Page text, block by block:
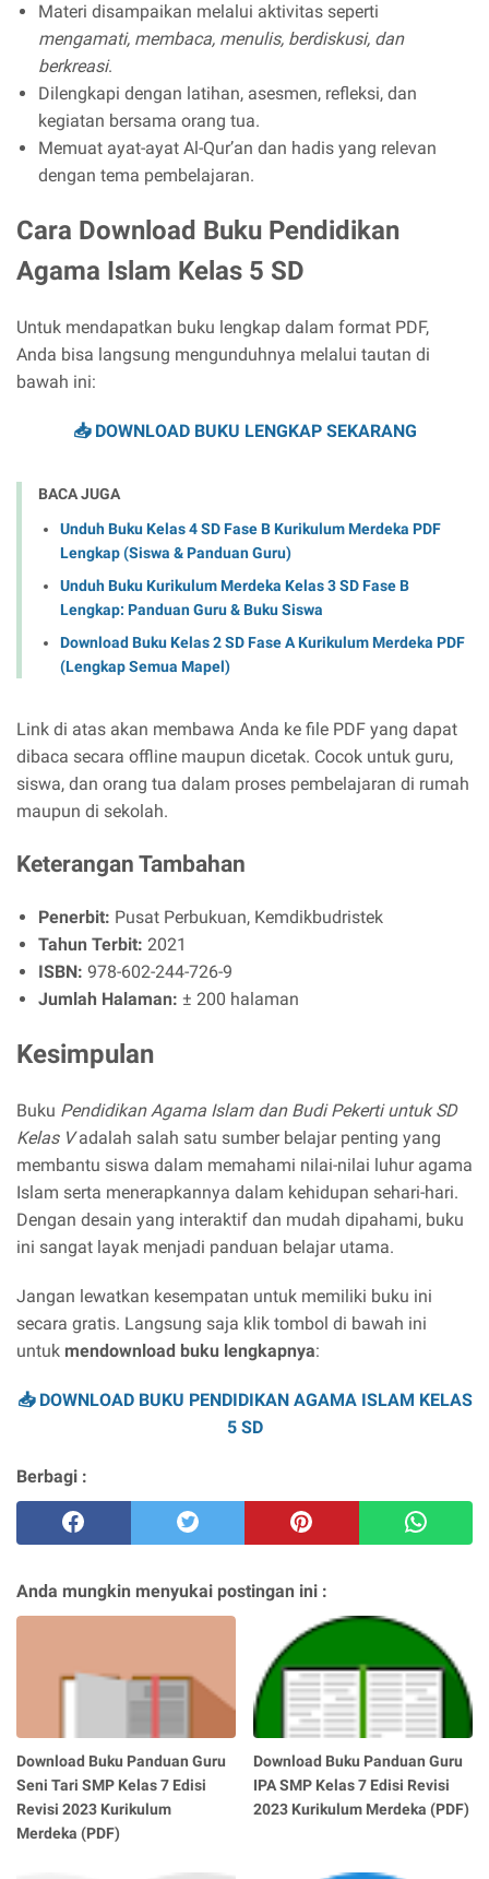
Materi disampaikan melalui aktivitas seperti
mengamati, membaca, menulis, berdiskusi, dan
berkreasi.
Dilengkapi dengan latihan, asesmen, refleksi, dan
kegiatan bersama orang tua.
Memuat ayat-ayat Al-Qur’an dan hadis yang relevan
dengan tema pembelajaran.
Cara Download Buku Pendidikan
Agama Islam Kelas 5 SD
Untuk mendapatkan buku lengkap dalam format PDF,
Anda bisa langsung mengunduhnya melalui tautan di
bawah ini:
📥 DOWNLOAD BUKU LENGKAP SEKARANG
BACA JUGA
Unduh Buku Kelas 4 SD Fase B Kurikulum Merdeka PDF
Lengkap (Siswa & Panduan Guru)
Unduh Buku Kurikulum Merdeka Kelas 3 SD Fase B
Lengkap: Panduan Guru & Buku Siswa
Download Buku Kelas 2 SD Fase A Kurikulum Merdeka PDF
(Lengkap Semua Mapel)
Link di atas akan membawa Anda ke file PDF yang dapat
dibaca secara offline maupun dicetak. Cocok untuk guru,
siswa, dan orang tua dalam proses pembelajaran di rumah
maupun di sekolah.
Keterangan Tambahan
Penerbit: Pusat Perbukuan, Kemdikbudristek
Tahun Terbit: 2021
ISBN: 978-602-244-726-9
Jumlah Halaman: ± 200 halaman
Kesimpulan
Buku Pendidikan Agama Islam dan Budi Pekerti untuk SD
Kelas Vadalah salah satu sumber belajar penting yang
membantu siswa dalam memahami nilai-nilai luhur agama
Islam serta menerapkannya dalam kehidupan sehari-hari.
Dengan desain yang interaktif dan mudah dipahami, buku
ini sangat layak menjadi panduan belajar utama.
Jangan lewatkan kesempatan untuk memiliki buku ini
secara gratis. Langsung saja klik tombol di bawah ini
untuk mendownload buku lengkapnya:
📥 DOWNLOAD BUKU PENDIDIKAN AGAMA ISLAM KELAS
5 SD
Berbagi :
Anda mungkin menyukai postingan ini :
Download Buku Panduan Guru
Seni Tari SMP Kelas 7 Edisi
Revisi 2023 Kurikulum
Merdeka (PDF)
Download Buku Panduan Guru
IPA SMP Kelas 7 Edisi Revisi
2023 Kurikulum Merdeka (PDF)